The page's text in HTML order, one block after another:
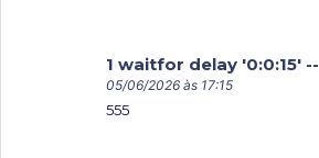
1 waitfor delay '0:0:15' --
05/06/2026 às 17:15
555